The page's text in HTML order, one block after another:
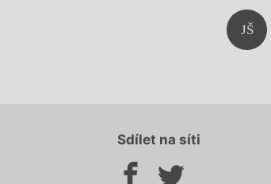
JŠ
Sdílet na síti